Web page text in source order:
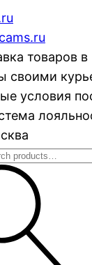
товаров
своими
условия